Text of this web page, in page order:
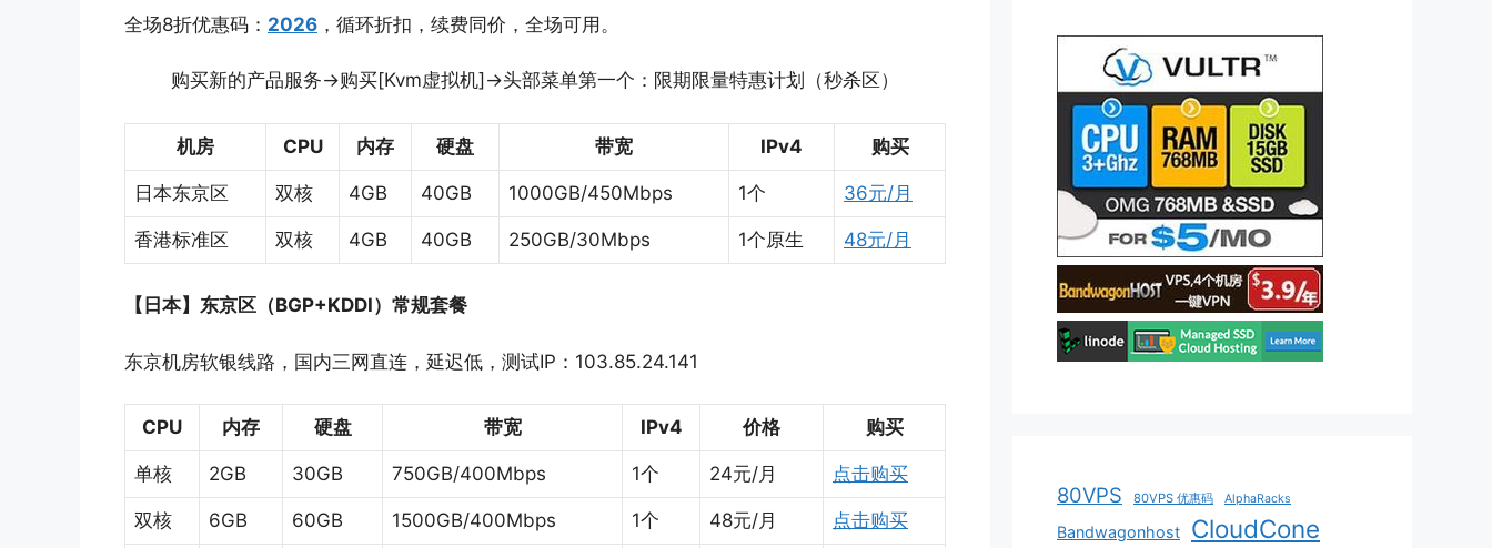
全场8折优惠码： 2026 ，循环折扣，续费同价，全场可用。
购买新的产品服务→购买[Kvm虚拟机]→头部菜单第一个：限期限量特惠计划（秒杀区）
机房 CPU 内存 硬盘 带宽 IPv4 购买
日本东京区 双核 4GB 40GB 1000GB/450Mbps 1个 36元/月
香港标准区 双核 4GB 40GB 250GB/30Mbps 1个原生 48元/月
【日本】东京区（BGP+KDDI）常规套餐
东京机房软银线路，国内三网直连，延迟低，测试IP：103.85.24.141
CPU 内存 硬盘 带宽 IPv4 价格 购买
单核 2GB 30GB 750GB/400Mbps 1个 24元/月 点击购买
双核 6GB 60GB 1500GB/400Mbps 1个 48元/月 点击购买
80VPS 80VPS 优惠码 AlphaRacks
Bandwagonhost CloudCone